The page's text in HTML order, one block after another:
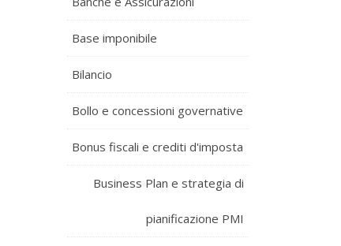
Base imponibile
Bilancio
Bollo e concessioni governative
Bonus fiscali e crediti d'imposta
Business Plan e strategia di
pianificazione PMI